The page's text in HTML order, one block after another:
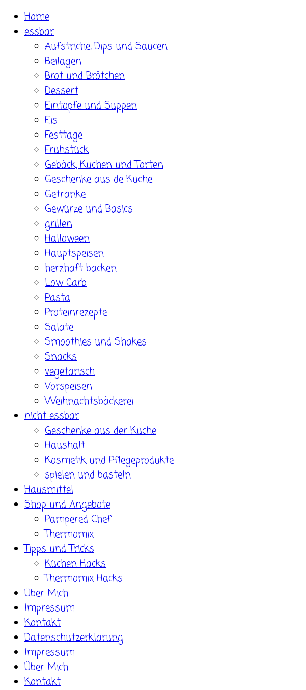
Skip
content
Home
essbar
Aufstriche, Dips und Saucen
Beilagen
Brot und Brötchen
Dessert
Eintöpfe und Suppen
Eis
Festtage
Frühstück
Gebäck, Kuchen und Torten
Geschenke aus de Küche
Getränke
Gewürze und Basics
grillen
Halloween
Hauptspeisen
herzhaft backen
Low Carb
Pasta
Proteinrezepte
Salate
Smoothies und Shakes
Snacks
vegetarisch
Vorspeisen
Weihnachtsbäckerei
nicht essbar
Geschenke aus der Küche
Haushalt
Kosmetik und Pflegeprodukte
spielen und basteln
Hausmittel
Shop und Angebote
Pampered Chef
Thermomix
Tipps und Tricks
Küchen Hacks
Thermomix Hacks
Über Mich
Impressum
Kontakt
Datenschutzerklärung
Impressum
Über Mich
Kontakt